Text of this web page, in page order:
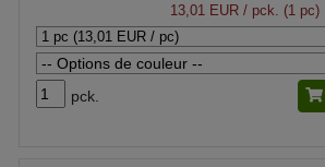
13,01 EUR/ pck. (1 pc)
pck.